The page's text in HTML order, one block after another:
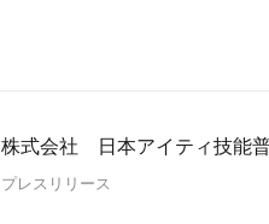
株式会社 日本アイティ技能
プレスリリース